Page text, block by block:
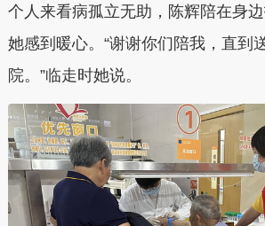
个人来看病孤立无助，陈辉陪在身
她感到暖心。“谢谢你们陪我，直到
院。”临走时她说。